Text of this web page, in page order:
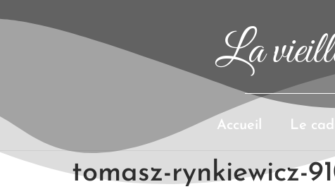
La
Accueil Le
tomasz-rynkiewicz-